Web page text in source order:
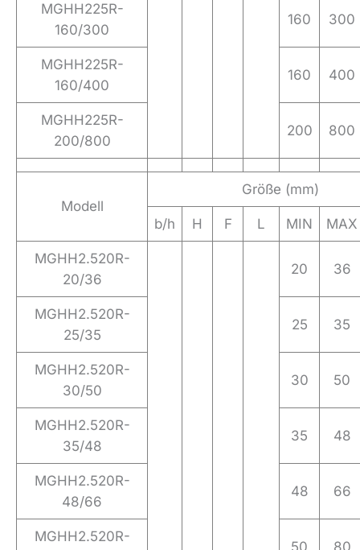
MGHH225R-
160/300
160 300
MGHH225R-
160/400
160 400
MGHH225R-
200/800
200 800
Modell
Größe (mm)
b/h H F L MIN MAX
MGHH2.520R-
20/36
20 36
MGHH2.520R-
25/35
25 35
MGHH2.520R-
30/50
30 50
MGHH2.520R-
35/48
35 48
MGHH2.520R-
48/66
48 66
MGHH2.520R-